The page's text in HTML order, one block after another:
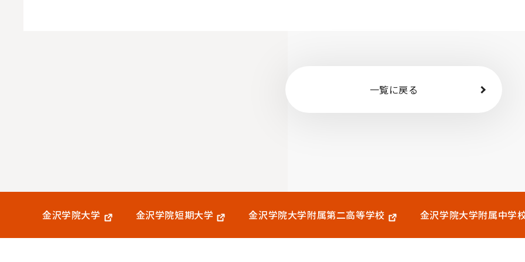
一覧に戻る
金沢学院大学 金沢学院短期大学 金沢学院大学附属第二高等学校 金沢学院大学附属中学